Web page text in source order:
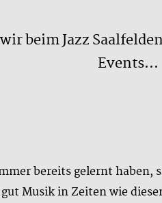
beim Jazz
Events...
bereits gelernt
Musik in Zeiten wie